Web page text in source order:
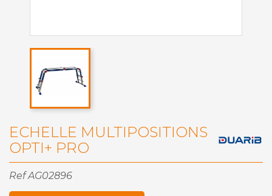
ECHELLE MULTIPOSITIONS
OPTI+ PRO
Ref AG02896